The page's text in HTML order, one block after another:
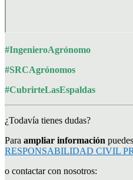
#IngenieroAgrónomo
#SRCAgrónomos
#CubrirteLasEspaldas
¿Todavía tienes dudas?
Para ampliar información
RESPONSABILIDAD CIVIL
o contactar con nosotros: